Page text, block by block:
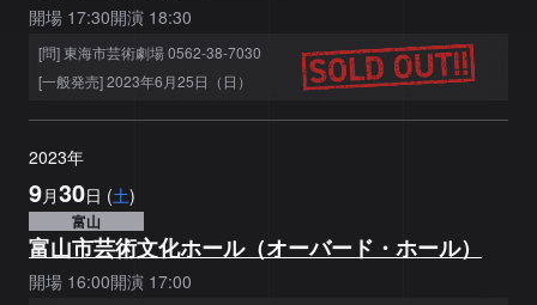
開場 17:30開演 18:30
[問] 東海市芸術劇場 0562-38-7030
[一般発売] 2023年6月25日（日）
2023年
9月30日 (土)
富山
富山市芸術文化ホール（オーバード・ホール）
開場 16:00開演 17:00